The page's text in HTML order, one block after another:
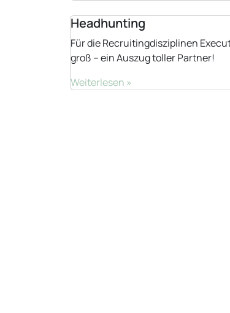
Headhunting
Für die Recruitingdisziplinen
groß – ein Auszug toller Partner!
Weiterlesen »